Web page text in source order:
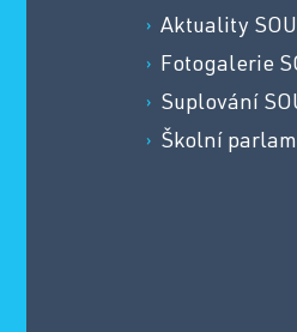
Aktuality SOU
Fotogalerie
Suplování
Školní